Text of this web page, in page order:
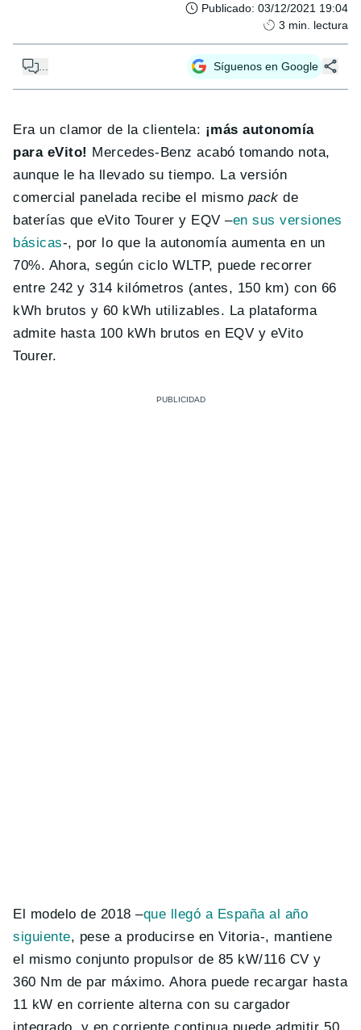
Publicado: 03/12/2021 19:04
3 min. lectura
Síguenos en Google
Era un clamor de la clientela: ¡más autonomía
para eVito! Mercedes-Benz acabó tomando nota,
aunque le ha llevado su tiempo. La versión
comercial panelada recibe el mismo pack de
baterías que eVito Tourer y EQV –en sus versiones
básicas-, por lo que la autonomía aumenta en un
70%. Ahora, según ciclo WLTP, puede recorrer
entre 242 y 314 kilómetros (antes, 150 km) con 66
kWh brutos y 60 kWh utilizables. La plataforma
admite hasta 100 kWh brutos en EQV y eVito
Tourer.
El modelo de 2018 –que llegó a España al año
siguiente, pese a producirse en Vitoria-, mantiene
el mismo conjunto propulsor de 85 kW/116 CV y
360 Nm de par máximo. Ahora puede recargar hasta
11 kW en corriente alterna con su cargador
integrado, y en corriente continua puede admitir 50